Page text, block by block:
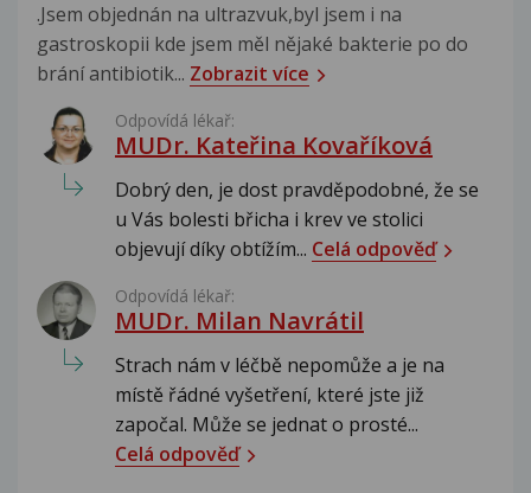
.Jsem objednán na ultrazvuk,byl jsem i na
gastroskopii kde jsem měl nějaké bakterie po do
brání antibiotik... Zobrazit více
Odpovídá lékař:
MUDr. Kateřina Kovaříková
Dobrý den, je dost pravděpodobné, že se
u Vás bolesti břicha i krev ve stolici
objevují díky obtížím... Celá odpověď
Odpovídá lékař:
MUDr. Milan Navrátil
Strach nám v léčbě nepomůže a je na
místě řádné vyšetření, které jste již
započal. Může se jednat o prosté...
Celá odpověď